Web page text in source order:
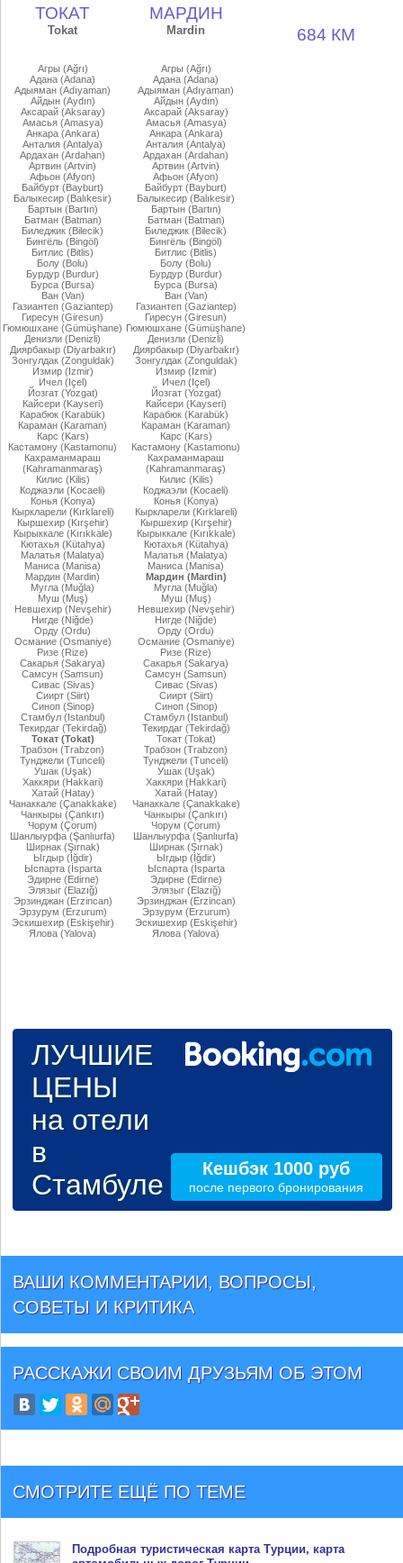
ТОКАТ
Tokat
МАРДИН
Mardin 684 КМ
Агры (Ağrı)
Адана (Adana)
Адыяман (Adıyaman)
Айдын (Aydın)
Аксарай (Aksaray)
Амасья (Amasya)
Анкара (Ankara)
Анталия (Antalya)
Ардахан (Ardahan)
Артвин (Artvin)
Афьон (Afyon)
Байбурт (Bayburt)
Балыкесир (Balıkesir)
Бартын (Bartın)
Батман (Batman)
Биледжик (Bilecik)
Бингёль (Bingöl)
Битлис (Bitlis)
Болу (Bolu)
Бурдур (Burdur)
Бурса (Bursa)
Ван (Van)
Газиантеп (Gaziantep)
Гиресун (Giresun)
Гюмюшхане (Gümüşhane)
Денизли (Denizli)
Диярбакыр (Diyarbakır)
Зонгулдак (Zonguldak)
Измир (Izmir)
Ичел (Içel)
Йозгат (Yozgat)
Кайсери (Kayseri)
Карабюк (Karabük)
Караман (Karaman)
Карс (Kars)
Кастамону (Kastamonu)
Кахраманмараш
(Kahramanmaraş)
Килис (Kilis)
Коджаэли (Kocaeli)
Конья (Konya)
Кыркларели (Kırklareli)
Кыршехир (Kırşehir)
Кырыккале (Kırıkkale)
Кютахья (Kütahya)
Малатья (Malatya)
Маниса (Manisa)
Мардин (Mardin)
Мугла (Muğla)
Муш (Muş)
Невшехир (Nevşehir)
Нигде (Niğde)
Орду (Ordu)
Османие (Osmaniye)
Ризе (Rize)
Сакарья (Sakarya)
Самсун (Samsun)
Сивас (Sivas)
Сиирт (Siirt)
Синоп (Sinop)
Стамбул (Istanbul)
Текирдаг (Tekirdağ)
Токат (Tokat)
Трабзон (Trabzon)
Тунджели (Tunceli)
Ушак (Uşak)
Хаккяри (Hakkari)
Хатай (Hatay)
Чанаккале (Çanakkake)
Чанкыры (Çankırı)
Чорум (Çorum)
Шанлыурфа (Şanlıurfa)
Ширнак (Şırnak)
Ыгдыр (Iğdir)
Ыспарта (İsparta
Эдирне (Edirne)
Элязыг (Elazığ)
Эрзинджан (Erzincan)
Эрзурум (Erzurum)
Эскишехир (Eskişehir)
Ялова (Yalova)
Агры (Ağrı)
Адана (Adana)
Адыяман (Adıyaman)
Айдын (Aydın)
Аксарай (Aksaray)
Амасья (Amasya)
Анкара (Ankara)
Анталия (Antalya)
Ардахан (Ardahan)
Артвин (Artvin)
Афьон (Afyon)
Байбурт (Bayburt)
Балыкесир (Balıkesir)
Бартын (Bartın)
Батман (Batman)
Биледжик (Bilecik)
Бингёль (Bingöl)
Битлис (Bitlis)
Болу (Bolu)
Бурдур (Burdur)
Бурса (Bursa)
Ван (Van)
Газиантеп (Gaziantep)
Гиресун (Giresun)
Гюмюшхане (Gümüşhane)
Денизли (Denizli)
Диярбакыр (Diyarbakır)
Зонгулдак (Zonguldak)
Измир (Izmir)
Ичел (Içel)
Йозгат (Yozgat)
Кайсери (Kayseri)
Карабюк (Karabük)
Караман (Karaman)
Карс (Kars)
Кастамону (Kastamonu)
Кахраманмараш
(Kahramanmaraş)
Килис (Kilis)
Коджаэли (Kocaeli)
Конья (Konya)
Кыркларели (Kırklareli)
Кыршехир (Kırşehir)
Кырыккале (Kırıkkale)
Кютахья (Kütahya)
Малатья (Malatya)
Маниса (Manisa)
Мардин (Mardin)
Мугла (Muğla)
Муш (Muş)
Невшехир (Nevşehir)
Нигде (Niğde)
Орду (Ordu)
Османие (Osmaniye)
Ризе (Rize)
Сакарья (Sakarya)
Самсун (Samsun)
Сивас (Sivas)
Сиирт (Siirt)
Синоп (Sinop)
Стамбул (Istanbul)
Текирдаг (Tekirdağ)
Токат (Tokat)
Трабзон (Trabzon)
Тунджели (Tunceli)
Ушак (Uşak)
Хаккяри (Hakkari)
Хатай (Hatay)
Чанаккале (Çanakkake)
Чанкыры (Çankırı)
Чорум (Çorum)
Шанлыурфа (Şanlıurfa)
Ширнак (Şırnak)
Ыгдыр (Iğdir)
Ыспарта (İsparta
Эдирне (Edirne)
Элязыг (Elazığ)
Эрзинджан (Erzincan)
Эрзурум (Erzurum)
Эскишехир (Eskişehir)
Ялова (Yalova)
ЛУЧШИЕ
ЦЕНЫ
на отели
в
Стамбуле
Кешбэк 1000 руб
после первого бронирования
ВАШИ КОММЕНТАРИИ, ВОПРОСЫ,
СОВЕТЫ И КРИТИКА
РАССКАЖИ СВОИМ ДРУЗЬЯМ ОБ ЭТОМ
СМОТРИТЕ ЕЩЁ ПО ТЕМЕ
Подробная туристическая карта Турции, карта